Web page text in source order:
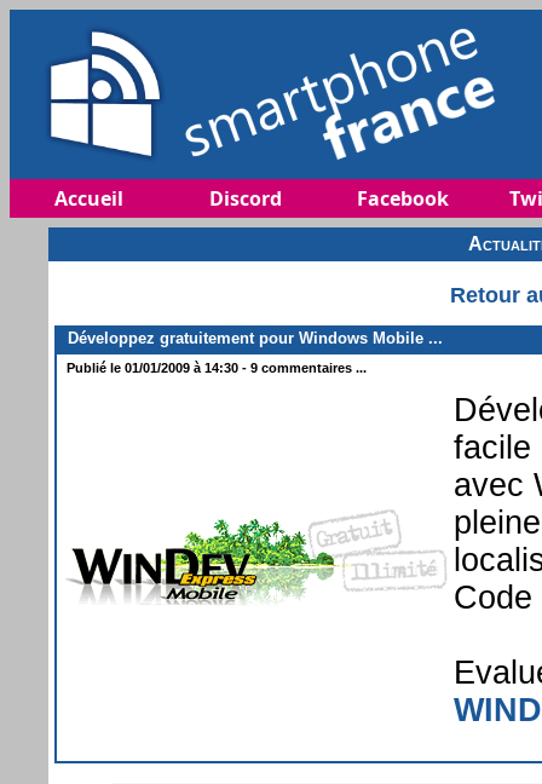
Accueil Discord Facebook
Retour
Développez gratuitement pour Windows Mobile ...
Publié le 01/01/2009 à 14:30 - 9 commentaires ...
facile
avec